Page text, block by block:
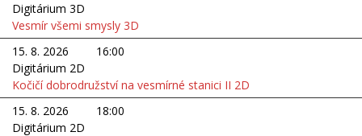
Digitárium 3D
Vesmír všemi smysly 3D
15. 8. 2026
16:00
Digitárium 2D
Kočičí dobrodružství na vesmírné stanici II 2D
15. 8. 2026
18:00
Digitárium 2D